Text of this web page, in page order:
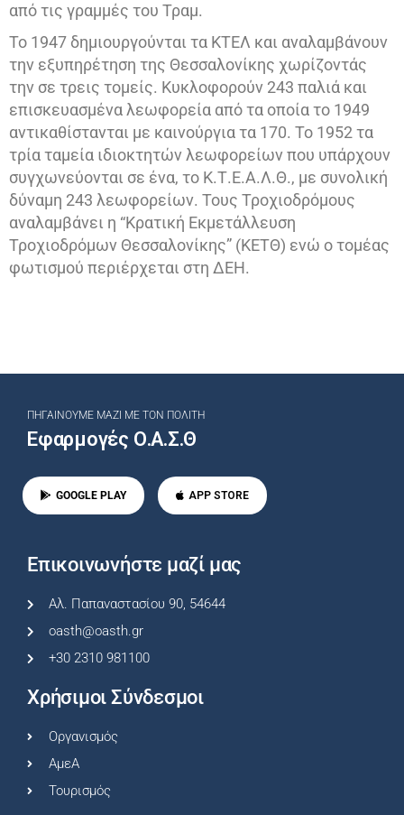
από τις γραμμές του Τραμ.
Το 1947 δημιουργούνται τα ΚΤΕΛ και αναλαμβάνουν
την εξυπηρέτηση της Θεσσαλονίκης χωρίζοντάς
την σε τρεις τομείς. Κυκλοφορούν 243 παλιά και
επισκευασμένα λεωφορεία από τα οποία το 1949
αντικαθίστανται με καινούργια τα 170. Το 1952 τα
τρία ταμεία ιδιοκτητών λεωφορείων που υπάρχουν
συγχωνεύονται σε ένα, το Κ.Τ.Ε.Α.Λ.Θ., με συνολική
δύναμη 243 λεωφορείων. Τους Τροχιοδρόμους
αναλαμβάνει η “Κρατική Εκμετάλλευση
Τροχιοδρόμων Θεσσαλονίκης” (ΚΕΤΘ) ενώ ο τομέας
φωτισμού περιέρχεται στη ΔΕΗ.
ΠΗΓΑΊΝΟΥΜΕ ΜΑΖΊ ΜΕ ΤΟΝ ΠΟΛΊΤΗ
Εφαρμογές Ο.Α.Σ.Θ
GOOGLE PLAY APP STORE
Επικοινωνήστε μαζί μας
Αλ. Παπαναστασίου 90, 54644
oasth@oasth.gr
+30 2310 981100
Χρήσιμοι Σύνδεσμοι
Οργανισμός
ΑμεΑ
Τουρισμός